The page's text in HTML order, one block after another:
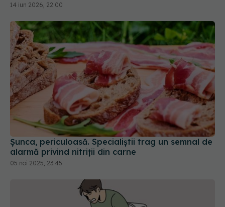
14 iun 2026, 22:00
Șunca, periculoasă. Specialiștii trag un semnal de
alarmă privind nitriții din carne
05 noi 2025, 23:45